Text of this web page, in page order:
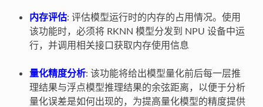
内存评估: 评估模型运行时的内存的占用情况。使用
该功能时，必须将 RKNN 模型分发到 NPU 设备中运
行，并调用相关接口获取内存使用信息
量化精度分析: 该功能将给出模型量化前后每一层推
理结果与浮点模型推理结果的余弦距离，以便于分析
量化误差是如何出现的，为提高量化模型的精度提供